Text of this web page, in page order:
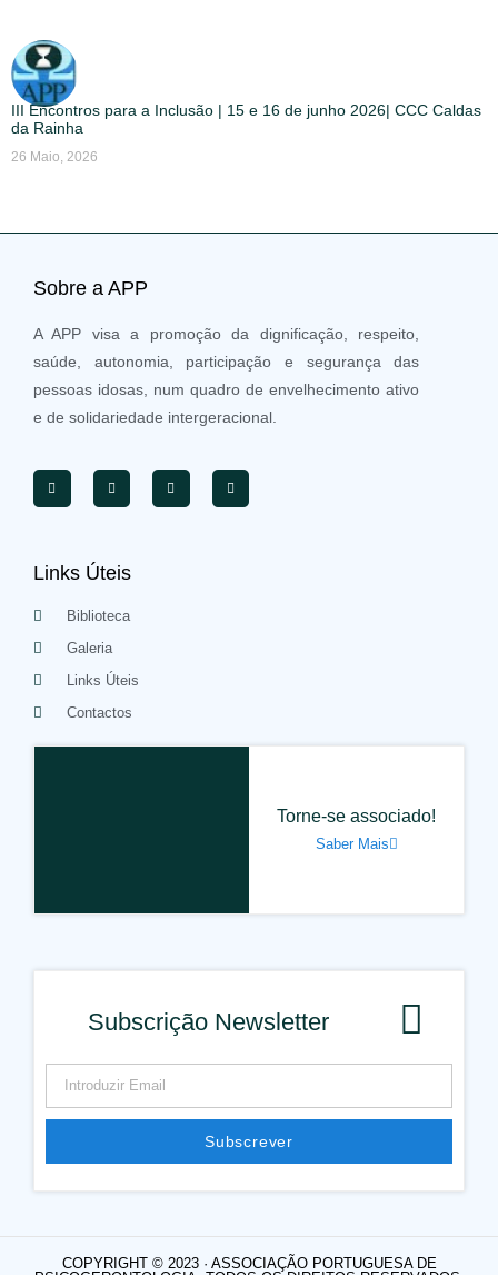
III Encontros para a Inclusão | 15 e 16 de junho 2026| CCC Caldas
da Rainha
26 Maio, 2026
Sobre a APP
A APP visa a promoção da dignificação, respeito,
saúde, autonomia, participação e segurança das
pessoas idosas, num quadro de envelhecimento ativo
e de solidariedade intergeracional.
Links Úteis
Biblioteca
Galeria
Links Úteis
Contactos
Torne-se associado!
Saber Mais
Subscrição Newsletter
Subscrever
COPYRIGHT © 2023 · ASSOCIAÇÃO PORTUGUESA DE